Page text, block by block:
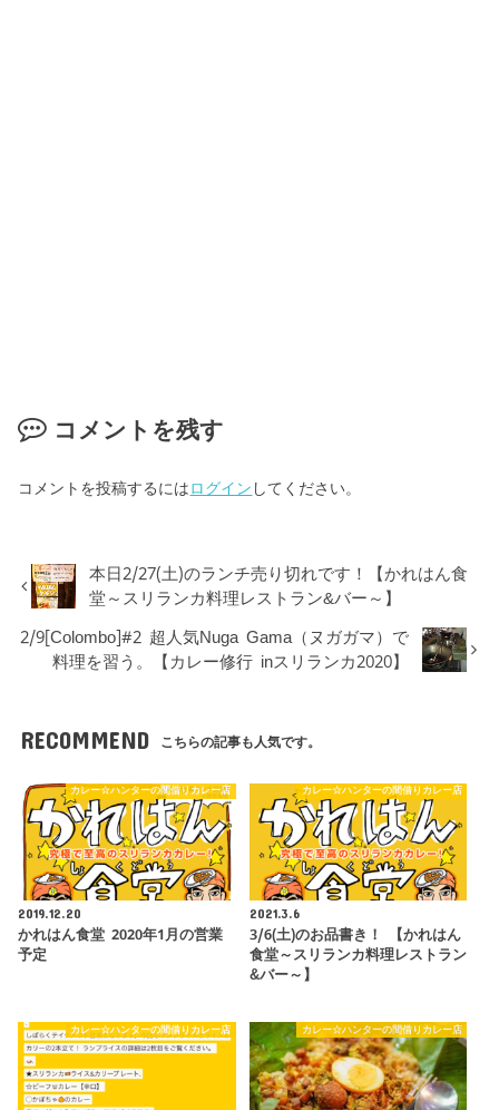
コメントを残す
コメントを投稿するにはログイン してください。
本日2/27(土)のランチ売り切れです！【かれはん食
堂～スリランカ料理レストラン&バー～】
2/9[Colombo]#2 超人気Nuga Gama（ヌガガマ）で
料理を習う。【カレー修行 inスリランカ2020】
RECOMMEND こちらの記事も人気です。
カレー☆ハンターの間借りカレー店
2019.12.20
かれはん食堂 2020年1月の営業
予定
カレー☆ハンターの間借りカレー店
2021.3.6
3/6(土)のお品書き！ 【かれはん
食堂～スリランカ料理レストラン
&バー～】
カレー☆ハンターの間借りカレー店 カレー☆ハンターの間借りカレー店